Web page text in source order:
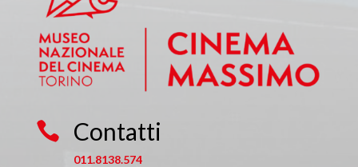
 Contatti
011.8138.574